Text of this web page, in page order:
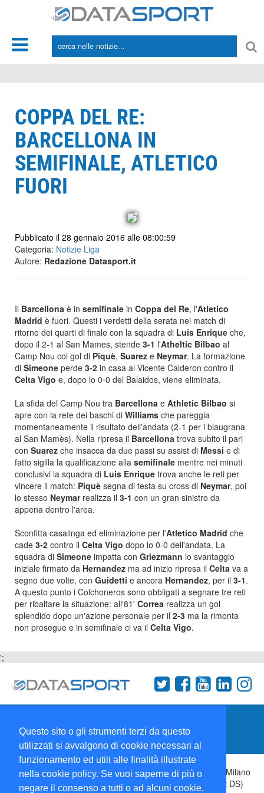
Questo sito o gli strumenti terzi da questo
utilizzati si avvalgono di cookie necessari al
funzionamento ed utili alle finalità illustrate
nella cookie policy. Se vuoi saperne di più o
negare il consenso a tutti o ad alcuni cookie,
COPPA DEL RE:
BARCELLONA IN
SEMIFINALE, ATLETICO
FUORI
Pubblicato il 28 gennaio 2016 alle 08:00:59
Categoria: Notizie Liga
Autore: Redazione Datasport.it
Il Barcellona è in semifinale in Coppa del Re, l'Atletico
Madrid è fuori. Questi i verdetti della serata nei match di
ritorno dei quarti di finale con la squadra di Luis Enrique che,
dopo il 2-1 al San Mames, stende 3-1 l'Atheltic Bilbao al
Camp Nou coi gol di Piquè, Suarez e Neymar. La formazione
di Simeone perde 3-2 in casa al Vicente Calderon contro il
Celta Vigo e, dopo lo 0-0 del Balaidos, viene eliminata.
La sfida del Camp Nou tra Barcellona e Athletic Bilbao si
apre con la rete dei baschi di Williams che pareggia
momentaneamente il risultato dell'andata (2-1 per i blaugrana
al San Mamès). Nella ripresa il Barcellona trova subito il pari
con Suarez che insacca da due passi su assist di Messi e di
fatto sigilla la qualificazione alla semifinale mentre nei minuti
conclusivi la squadra di Luis Enrique trova anche le reti per
vincere il match: Piquè segna di testa su cross di Neymar, poi
lo stesso Neymar realizza il 3-1 con un gran sinistro da
appena dentro l'area.
Sconfitta casalinga ed eliminazione per l'Atletico Madrid che
cade 3-2 contro il Celta Vigo dopo lo 0-0 dell'andata. La
squadra di Simeone impatta con Griezmann lo svantaggio
iniziale firmato da Hernandez ma ad inizio ripresa il Celta va a
segno due volte, con Guidetti e ancora Hernandez, per il 3-1.
A questo punto i Colchoneros sono obbligati a segnare tre reti
per ribaltare la situazione: all'81' Correa realizza un gol
splendido dopo un'azione personale per il 2-3 ma la rimonta
non prosegue e in semifinale ci va il Celta Vigo.
';
Collabora con noi
Copyright 1995-2026 © Wise Srl Via Palmanova 8 20132 Milano
Italia - P. IVA 09072090963 | ISSN: 2499-2925 (DataSport DS)